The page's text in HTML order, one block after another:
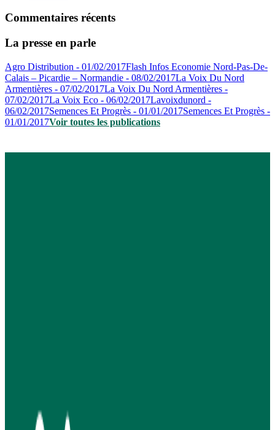
Commentaires récents
La presse en parle
Agro Distribution - 01/02/2017Flash Infos Economie Nord-Pas-De-
Calais – Picardie – Normandie - 08/02/2017La Voix Du Nord
Armentières - 07/02/2017La Voix Du Nord Armentières -
07/02/2017La Voix Eco - 06/02/2017Lavoixdunord -
06/02/2017Semences Et Progrès - 01/01/2017Semences Et Progrès -
01/01/2017Voir toutes les publications